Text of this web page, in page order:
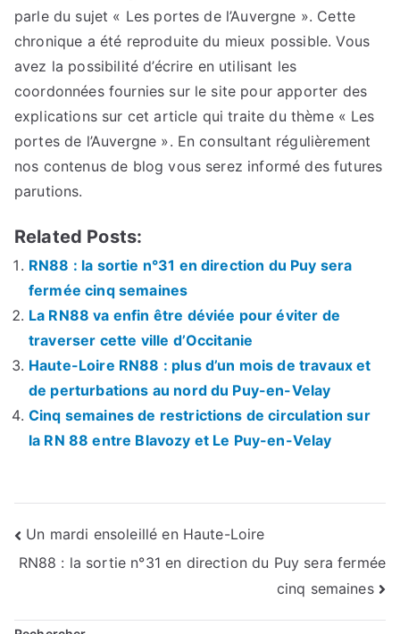
parle du sujet « Les portes de l’Auvergne ». Cette
chronique a été reproduite du mieux possible. Vous
avez la possibilité d’écrire en utilisant les
coordonnées fournies sur le site pour apporter des
explications sur cet article qui traite du thème « Les
portes de l’Auvergne ». En consultant régulièrement
nos contenus de blog vous serez informé des futures
parutions.
Related Posts:
RN88 : la sortie n°31 en direction du Puy sera
fermée cinq semaines
La RN88 va enfin être déviée pour éviter de
traverser cette ville d’Occitanie
Haute-Loire RN88 : plus d’un mois de travaux et
de perturbations au nord du Puy-en-Velay
Cinq semaines de restrictions de circulation sur
la RN 88 entre Blavozy et Le Puy-en-Velay
Navigation
de
l’article
Un mardi ensoleillé en Haute-Loire
RN88 : la sortie n°31 en direction du Puy sera fermée
cinq semaines